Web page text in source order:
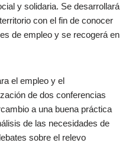
y solidaria. Se desarrollará
con el fin de conocer
de empleo y se recogerá en
el empleo y el
de dos conferencias
a una buena práctica
de las necesidades de
sobre el relevo